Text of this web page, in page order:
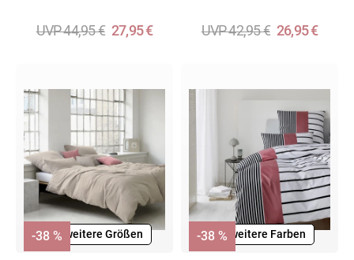
UVP 44,95 € 27,95 € UVP 42,95 € 26,95 €
+ weitere Größen
-38 % + weitere Farben
-38 %